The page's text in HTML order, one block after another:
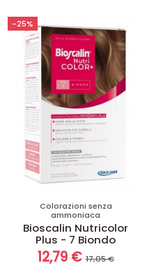
-25%
Colorazioni senza
ammoniaca
Bioscalin Nutricolor
Plus - 7 Biondo
12,79 €17,05 €